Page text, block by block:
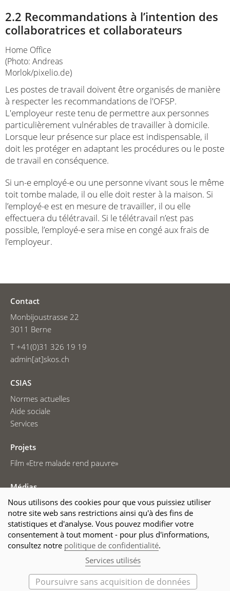
2.2 Recommandations à l’intention des
collaboratrices et collaborateurs
Home Office
(Photo: Andreas
Morlok/pixelio.de)
Les postes de travail doivent être organisés de manière
à respecter les recommandations de l'OFSP.
L'employeur reste tenu de permettre aux personnes
particulièrement vulnérables de travailler à domicile.
Lorsque leur présence sur place est indispensable, il
doit les protéger en adaptant les procédures ou le poste
de travail en conséquence.
Si un-e employé-e ou une personne vivant sous le même
toit tombe malade, il ou elle doit rester à la maison. Si
l’employé-e est en mesure de travailler, il ou elle
effectuera du télétravail. Si le télétravail n’est pas
possible, l’employé-e sera mise en congé aux frais de
l’employeur.
Contact
Monbijoustrasse 22
3011 Berne
T +41(0)31 326 19 19
admin[at]skos.ch
CSIAS
Normes actuelles
Aide sociale
Services
Projets
Film «Etre malade rend pauvre»
Médias
Communiqués de presse
Photos de presse
La CSIAS dans les médias
© 2025 CSIAS
Mentions légales
Déclaration sur la protection des données
Nous utilisons des cookies pour que vous puissiez utiliser
notre site web sans restrictions ainsi qu'à des fins de
statistiques et d'analyse. Vous pouvez modifier votre
consentement à tout moment - pour plus d'informations,
consultez notre politique de confidentialité.
Services utilisés
Poursuivre sans acquisition de données